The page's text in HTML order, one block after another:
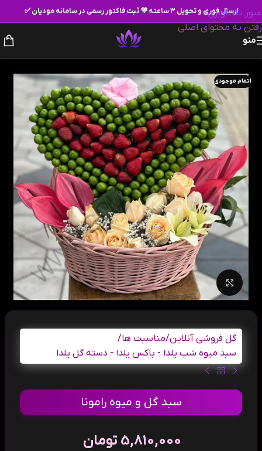
عبور به ناوبری
رفتن به محتوای اصلی
ارسال فوری و تحویل ۳ ساعته 💜 ثبت فاکتور رسمی در سامانه مودیان ✅
منو
اتمام موجودی
بزرگنمایی تصویر
گل فروشی آنلاین/مناسبت ها/
سبد میوه شب یلدا - باکس یلدا - دسته گل یلدا
سبد گل و میوه رامونا
5,810,000 تومان